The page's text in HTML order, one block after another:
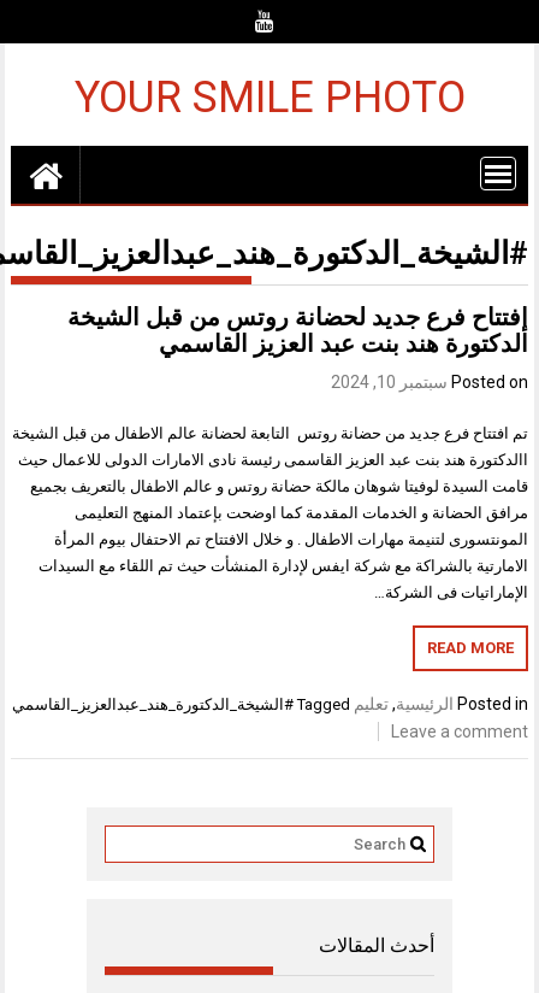
YOUR SMILE PHOTO
فرع جديد لحضانة روتس من قبل الشيخة
هند بنت عبد العزيز القاسمي
سبتمبر 10, 2024
فرع جديد من حضانة روتس التابعة لحضانة عالم الاطفال من قبل الشيخة
هند بنت عبد العزيز القاسمى رئيسة نادى الامارات الدولى للاعمال حيث
السيدة لوفيتا شوهان مالكة حضانة روتس و عالم الاطفال بالتعريف بجميع
الحضانة و الخدمات المقدمة كما اوضحت بإعتماد المنهج التعليمى
لتنيمة مهارات الاطفال . و خلال الافتتاح تم الاحتفال بيوم المرأة
بالشراكة مع شركة ايفس لإدارة المنشأت حيث تم اللقاء مع السيدات
فى الشركة…
READ
الرئيسية,تعليم Tagged #الشيخة_الدكتورة_هند_عبدالعزيز_القاسمي
Leave a
أحدث المقالات